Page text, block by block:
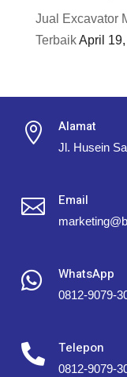
Jual Excavator
TerbaikApril
 Alamat
Jl. Husein
 Email
 WhatsApp
0812-9079-
 Telepon
0812-9079-